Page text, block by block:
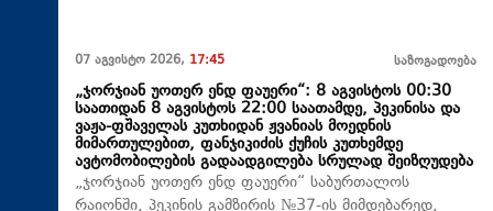
07 აგვისტო 2026, 17:45 საზოგადოება
„ჯორჯიან უოთერ ენდ ფაუერი“: 8 აგვისტოს 00:30
საათიდან 8 აგვისტოს 22:00 საათამდე, პეკინისა და
ვაჟა-ფშაველას კუთხიდან ჟვანიას მოედნის
მიმართულებით, ფანჯიკიძის ქუჩის კუთხემდე
ავტომობილების გადაადგილება სრულად შეიზღუდება
„ჯორჯიან უოთერ ენდ ფაუერი“ საბურთალოს
რაიონში, პეკინის გამზირის №37-ის მიმდებარედ,